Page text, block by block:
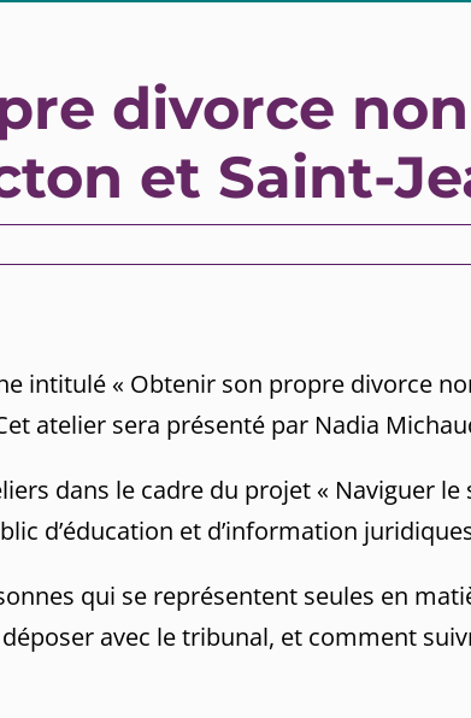
divorce
et Saint-
intitulé « Obtenir son propre divorce
atelier sera présenté par Nadia
dans le cadre du projet « Naviguer
d’éducation et d’information
qui se représentent seules en
avec le tribunal, et comment